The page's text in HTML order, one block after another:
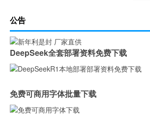
公告
DeepSeek全套部署资料免费下载
免费可商用字体批量下载